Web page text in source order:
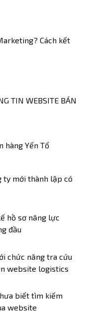
Cách kết
TIN WEBSITE BÁN
hàng Yến Tổ
ty mới thành lập có
hồ sơ năng lực
đầu
chức năng tra cứu
website logistics
biết tìm kiếm
website